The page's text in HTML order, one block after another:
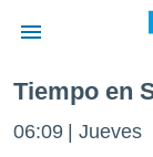
de
Tiempo en
06:09 Jueves